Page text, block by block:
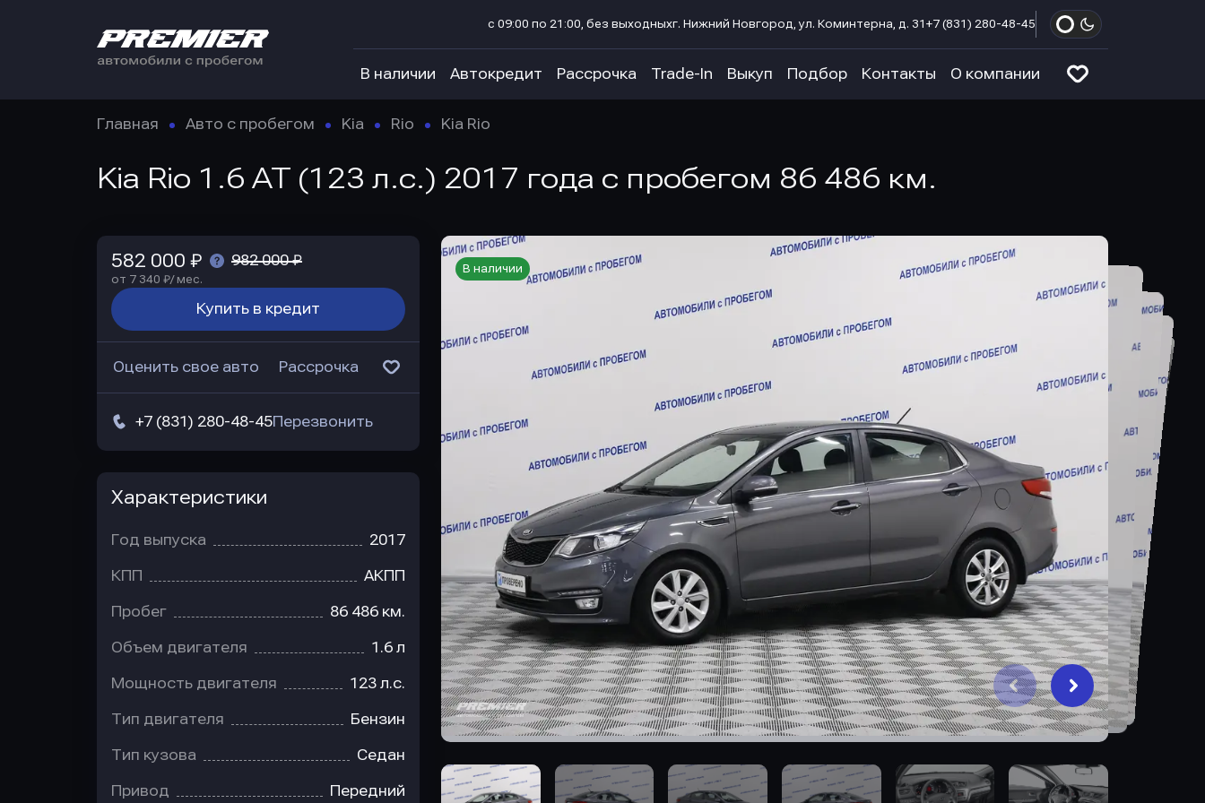
с 09:00 по 21:00, без выходныхг. Нижний Новгород, ул. Коминтерна, д. 31 +7 (831) 280-48-45
В наличии Автокредит Рассрочка Trade-In Выкуп Подбор Контакты О компании
Главная Авто с пробегом Kia Rio Kia Rio
Kia Rio 1.6 AT (123 л.с.) 2017 года с пробегом 86 486 км.
В наличии
582 000 ₽ 982 000 ₽
от 7 340 ₽/ мес.
Купить в кредит
Оценить свое авто Рассрочка
+7 (831) 280-48-45Перезвонить
Характеристики
Год выпуска 2017
КПП АКПП
Пробег 86 486 км.
Объем двигателя 1.6 л
Мощность двигателя 123 л.с.
Тип двигателя Бензин
Тип кузова Седан
Привод Передний